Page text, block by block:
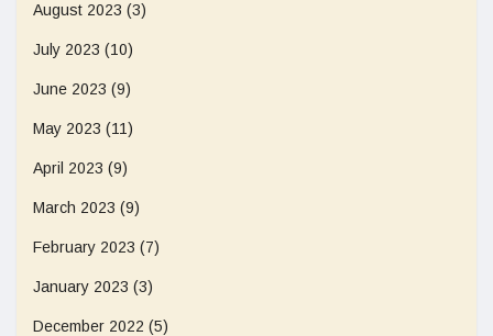
August 2023 (3)
July 2023 (10)
June 2023 (9)
May 2023 (11)
April 2023 (9)
March 2023 (9)
February 2023 (7)
January 2023 (3)
December 2022 (5)